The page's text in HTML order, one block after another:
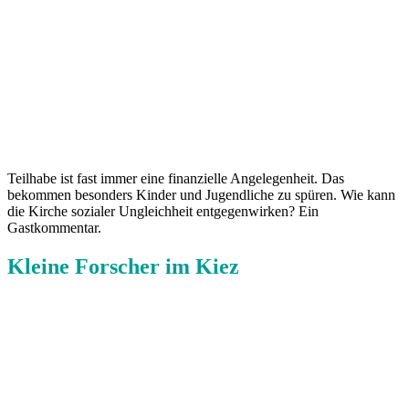
Teilhabe ist fast immer eine finanzielle Angelegenheit. Das
bekommen besonders Kinder und Jugendliche zu spüren. Wie kann
die Kirche sozialer Ungleichheit entgegenwirken? Ein
Gastkommentar.
Kleine Forscher im Kiez